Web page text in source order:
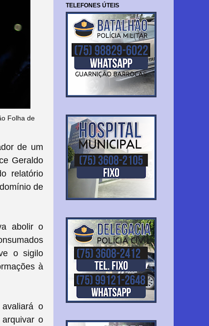
Folha de
de um
Geraldo
relatório
de
abolir o
o sigilo
à
o
o
TELEFONES ÚTEIS